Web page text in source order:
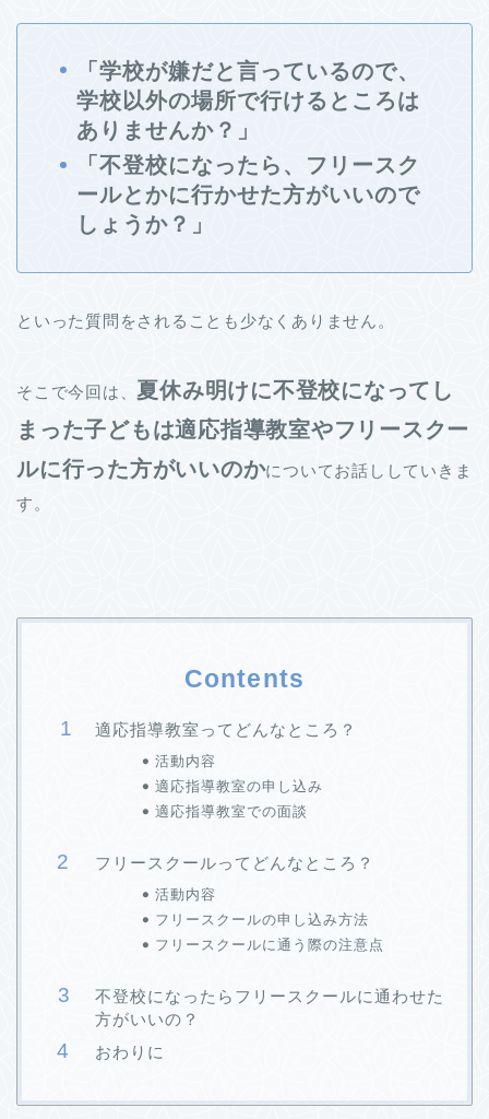
「学校が嫌だと言っているので、
学校以外の場所で行けるところは
ありませんか？」
「不登校になったら、フリースク
ールとかに行かせた方がいいので
しょうか？」
といった質問をされることも少なくありません。
そこで今回は、 夏休み明けに不登校になってし
まった子どもは適応指導教室やフリースクー
ルに行った方がいいのかについてお話ししていきま
す。
Contents
適応指導教室ってどんなところ？
活動内容
適応指導教室の申し込み
適応指導教室での面談
フリースクールってどんなところ？
活動内容
フリースクールの申し込み方法
フリースクールに通う際の注意点
不登校になったらフリースクールに通わせた
方がいいの？
おわりに